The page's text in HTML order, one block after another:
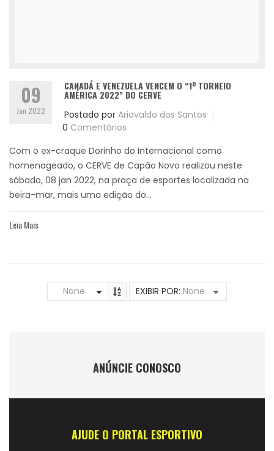
09
Jan 2022
CANADÁ E VENEZUELA VENCEM O “1º TORNEIO
AMÉRICA 2022” DO CERVE
Postado por Ariovaldo dos Santos
0 Comentários
Com o ex-craque Dorinho do Internacional como
homenageado, o CERVE de Capão Novo realizou neste
sábado, 08 jan 2022, na praça de esportes localizada na
beira-mar, mais uma edição do...
Leia Mais
None EXIBIR POR: None
ANÚNCIE CONOSCO
AJUDE O PORTAL ESPORTIVO